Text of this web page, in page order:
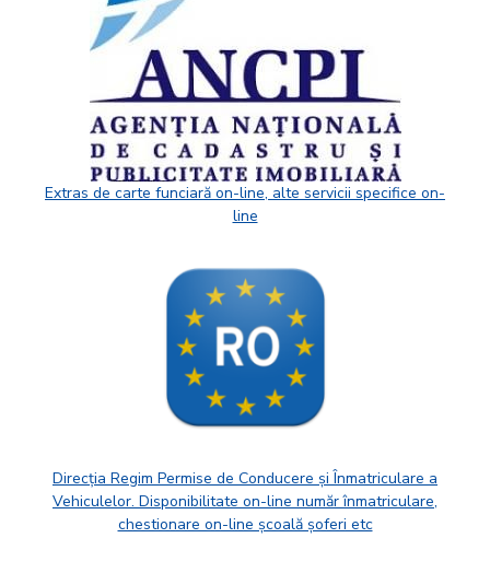
Extras de carte funciară on-line, alte servicii specifice on-
line
Direcția Regim Permise de Conducere și Înmatriculare a
Vehiculelor. Disponibilitate on-line număr înmatriculare,
chestionare on-line școală șoferi etc